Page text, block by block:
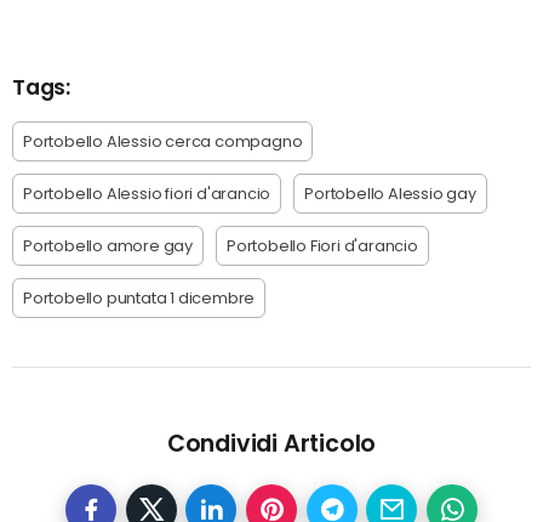
Tags:
Portobello Alessio cerca compagno
Portobello Alessio fiori d'arancio Portobello Alessio gay
Portobello amore gay Portobello Fiori d'arancio
Portobello puntata 1 dicembre
Condividi Articolo